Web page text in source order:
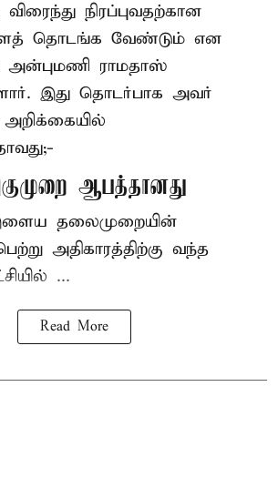
நிரப்புவதற்கான
தொடங்க வேண்டும் என
ராமதாஸ்
இது தொடர்பாக அவர்
அறிக்கையில்
ஆபத்தானது
தலைமுறையின்
அதிகாரத்திற்கு வந்த
...
Read More